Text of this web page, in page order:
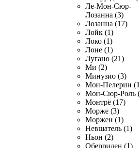
Ле-Мон-Сюр-
Лозанна (3)
Лозанна (17)
Лойк (1)
Локо (1)
Лоне (1)
Лугано (21)
Ми (2)
Минузио (3)
Мон-Пелерин
Мон-Сюр-Роль
Монтрё (17)
Морже (3)
Моржен (1)
Невшатель (1)
Ньон (2)
Оберриден (1)